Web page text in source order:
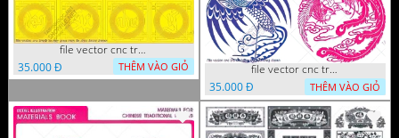
file vector cnc tranh tu quy mau cam de chiu decor
35.000 Đ
THÊM VÀO GIỎ
file vector cnc tranh decor rong phuong
35.000 Đ
THÊM VÀO GIỎ